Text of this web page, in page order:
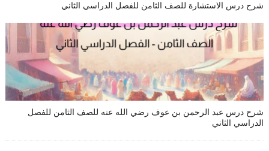
شرح درس الاستشارة للصف الثامن للفصل الدراسي الثاني
شرح درس عبد الرحمن بن عوف رضي الله عنه للصف الثامن للفصل
الدراسي الثاني